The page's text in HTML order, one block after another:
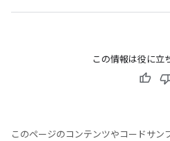
この情報は役に立
このページのコンテンツやコードサン